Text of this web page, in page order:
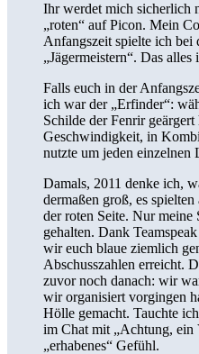
Ihr werdet mich sicherlich
„roten“ auf Picon. Mein
Anfangszeit spielte ich bei
„Jägermeistern“. Das alles
Falls euch in der
ich war der „Erfinder“:
Schilde der Fenrir
Geschwindigkeit, in
nutzte um jeden einzelnen
Damals, 2011 denke ich,
dermaßen groß, es
der roten Seite. Nur meine
gehalten. Dank
wir euch blaue ziemlich
Abschusszahlen erreicht.
zuvor noch danach: wir
wir organisiert vorgingen
Hölle gemacht. Tauchte
im Chat mit „Achtung, ein
„erhabenes“ Gefühl.